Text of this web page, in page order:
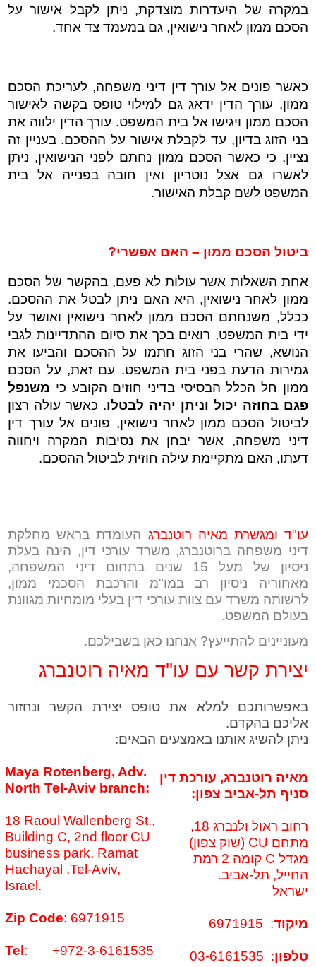
במקרה של היעדרות מוצדקת, ניתן לקבל אישור על
הסכם ממון לאחר נישואין, גם במעמד צד אחד.
כאשר פונים אל עורך דין דיני משפחה, לעריכת הסכם
ממון, עורך הדין ידאג גם למילוי טופס בקשה לאישור
הסכם ממון ויגישו אל בית המשפט. עורך הדין ילווה את
בני הזוג בדיון, עד לקבלת אישור על ההסכם. בעניין זה
נציין, כי כאשר הסכם ממון נחתם לפני הנישואין, ניתן
לאשרו גם אצל נוטריון ואין חובה בפנייה אל בית
המשפט לשם קבלת האישור.
ביטול הסכם ממון – האם אפשרי?
אחת השאלות אשר עולות לא פעם, בהקשר של הסכם
ממון לאחר נישואין, היא האם ניתן לבטל את ההסכם.
ככלל, משנחתם הסכם ממון לאחר נישואין ואושר על
ידי בית המשפט, רואים בכך את סיום ההתדיינות לגבי
הנושא, שהרי בני הזוג חתמו על ההסכם והביעו את
גמירות הדעת בפני בית המשפט. עם זאת, על הסכם
ממון חל הכלל הבסיסי בדיני חוזים הקובע כי משנפל
פגם בחוזה יכול וניתן יהיה לבטלו. כאשר עולה רצון
לביטול הסכם ממון לאחר נישואין, פונים אל עורך דין
דיני משפחה, אשר יבחן את נסיבות המקרה ויחווה
דעתו, האם מתקיימת עילה חוזית לביטול ההסכם.
עו"ד ומגשרת מאיה רוטנברג העומדת בראש מחלקת
דיני משפחה ברוטנברג, משרד עורכי דין, הינה בעלת
ניסיון של מעל 15 שנים בתחום דיני המשפחה,
מאחוריה ניסיון רב במו"מ והרכבת הסכמי ממון,
לרשותה משרד עם צוות עורכי דין בעלי מומחיות מגוונת
בעולם המשפט.
מעוניינים להתייעץ? אנחנו כאן בשבילכם.
יצירת קשר עם עו''ד מאיה רוטנברג
באפשרותכם למלא את טופס יצירת הקשר ונחזור
אליכם בהקדם.
ניתן להשיג אותנו באמצעים הבאים:
מאיה רוטנברג, עורכת דין
סניף תל-אביב צפון:
רחוב ראול ולנברג 18,
מתחם CU (שוק צפון)
מגדל C קומה 2 רמת
החייל, תל-אביב.
ישראל
מיקוד: 6971915
טלפון: 03-6161535
Maya Rotenberg, Adv.
North Tel-Aviv branch:
18 Raoul Wallenberg St.,
Building C, 2nd floor CU
business park, Ramat
Hachayal ,Tel-Aviv,
Israel.
Zip Code: 6971915
Tel: +972-3-6161535